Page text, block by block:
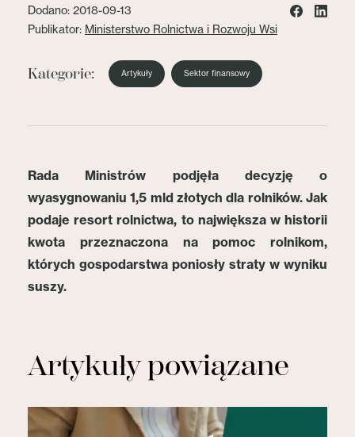
Dodano: 2018-09-13
Publikator: Ministerstwo Rolnictwa i Rozwoju Wsi
Kategorie: Artykuły Sektor finansowy
Rada Ministrów podjęła decyzję o
wyasygnowaniu 1,5 mld złotych dla rolników. Jak
podaje resort rolnictwa, to największa w historii
kwota przeznaczona na pomoc rolnikom,
których gospodarstwa poniosły straty w wyniku
suszy.
Artykuły powiązane